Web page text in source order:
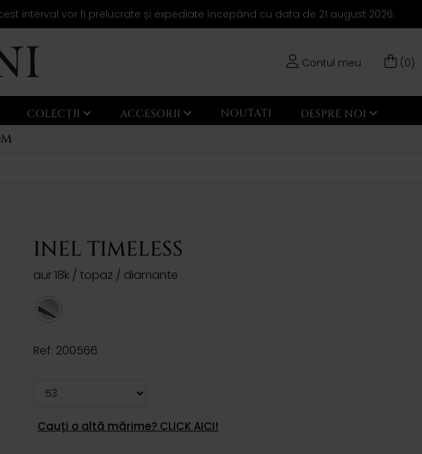
interval vor fi prelucrate și expediate începând cu data de 21 august 2026.
Contul meu (0)
COLECȚII ACCESORII NOUTATI DESPRE NOI
INEL TIMELESS
aur 18k / topaz / diamante
Ref: 200566
Cauți o altă mărime? CLICK AICI!